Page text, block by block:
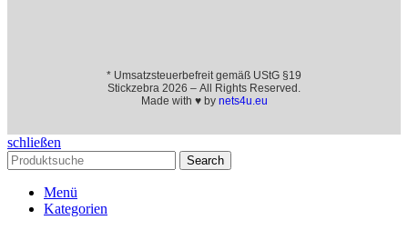
* Umsatzsteuerbefreit gemäß UStG §19
Stickzebra 2026 – All Rights Reserved.
Made with ♥ by nets4u.eu
schließen
Search
Menü
Kategorien